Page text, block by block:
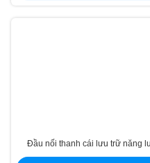
Đầu nối thanh cái lưu trữ năng